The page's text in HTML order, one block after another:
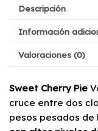
Descripción
Información
Valoraciones (0)
Sweet Cherry Pie
cruce entre dos
pesos pesados de